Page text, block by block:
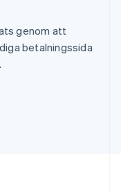
genom att
betalningssida